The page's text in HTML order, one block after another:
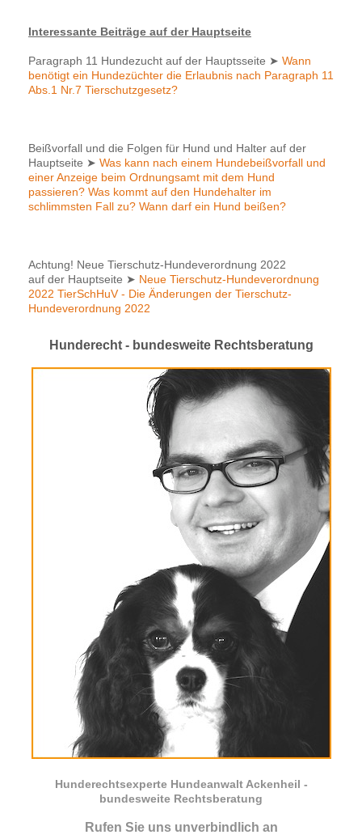
Interessante Beiträge auf der Hauptseite
Paragraph 11 Hundezucht auf der Hauptsseite ➤ Wann
benötigt ein Hundezüchter die Erlaubnis nach Paragraph 11
Abs.1 Nr.7 Tierschutzgesetz?
Beißvorfall und die Folgen für Hund und Halter auf der
Hauptseite ➤ Was kann nach einem Hundebeißvorfall und
einer Anzeige beim Ordnungsamt mit dem Hund
passieren? Was kommt auf den Hundehalter im
schlimmsten Fall zu? Wann darf ein Hund beißen?
Achtung! Neue Tierschutz-Hundeverordnung 2022
auf der Hauptseite ➤ Neue Tierschutz-Hundeverordnung
2022 TierSchHuV - Die Änderungen der Tierschutz-
Hundeverordnung 2022
Hunderecht - bundesweite Rechtsberatung
Hunderechtsexperte Hundeanwalt Ackenheil -
bundesweite Rechtsberatung
Rufen Sie uns unverbindlich an